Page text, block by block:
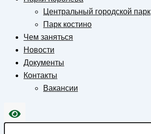
Центральный городской парк
Парк костино
Чем заняться
Новости
Документы
Контакты
Вакансии